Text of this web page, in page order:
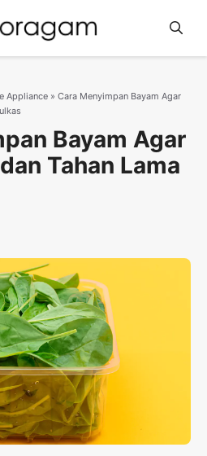
Appliance » Cara Menyimpan Bayam Agar
Bayam Agar
Tahan Lama